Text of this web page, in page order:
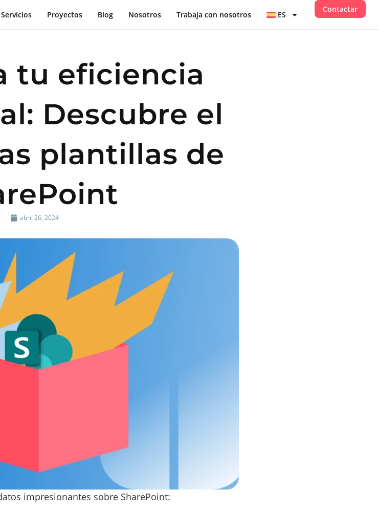
Servicios Proyectos Blog Nosotros Trabaja con nosotros ES
Contactar
tu eficiencia
Descubre el
plantillas de
abril 26, 2024
impresionantes sobre SharePoint: